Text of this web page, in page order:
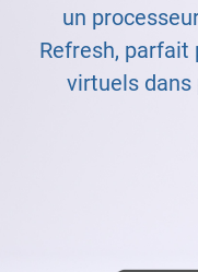
un
Refresh, parfait
virtuels dans